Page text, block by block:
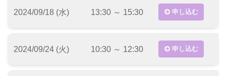
2024/09/18 (水) 13:30 ～ 15:30 申し込む
2024/09/24 (火) 10:30 ～ 12:30 申し込む